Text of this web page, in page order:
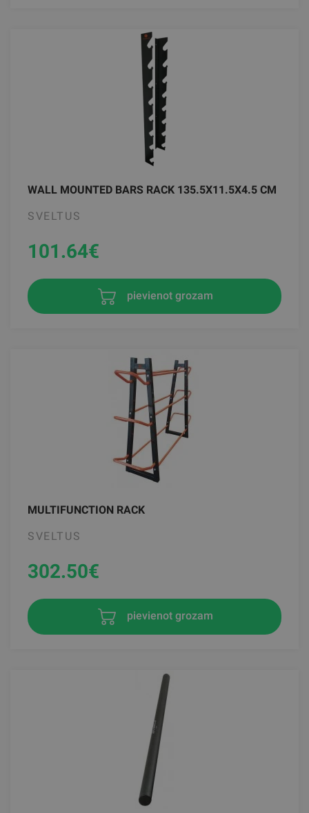
WALL MOUNTED BARS RACK 135.5X11.5X4.5 CM
SVELTUS
101.64€
pievienot grozam
MULTIFUNCTION RACK
SVELTUS
302.50€
pievienot grozam